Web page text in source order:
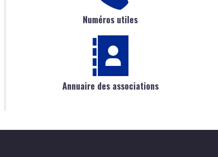
Numéros utiles
Annuaire des associations